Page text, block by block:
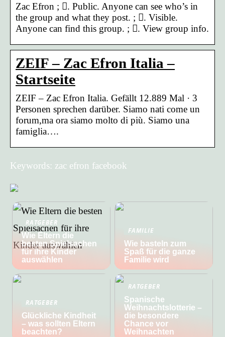
Zac Efron ; 󰟠. Public. Anyone can see who’s in
the group and what they post. ; 󰛻. Visible.
Anyone can find this group. ; 󰛐. View group info.
ZEIF – Zac Efron Italia –
Startseite
ZEIF – Zac Efron Italia. Gefällt 12.889 Mal · 3
Personen sprechen darüber. Siamo nati come un
forum,ma ora siamo molto di più. Siamo una
famiglia….
Keywords: zac efron facebook
RATGEBER
Wie Eltern die
besten Spielsachen
für ihre Kinder
auswählen
FAMILIE
Wie basteln zum
Spaß für die ganze
Familie wird
RATGEBER
Glückliche Kindheit
– was sollten Eltern
beachten?
RATGEBER
Spanische
Weihnachtslotterie –
die besondere
Chance vor
Weihnachten